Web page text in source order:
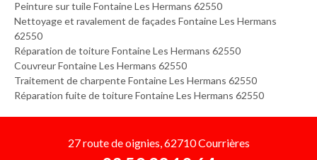
Peinture sur tuile Fontaine Les Hermans 62550
Nettoyage et ravalement de façades Fontaine Les Hermans
62550
Réparation de toiture Fontaine Les Hermans 62550
Couvreur Fontaine Les Hermans 62550
Traitement de charpente Fontaine Les Hermans 62550
Réparation fuite de toiture Fontaine Les Hermans 62550
27 route de oignies, 62710 Courrières